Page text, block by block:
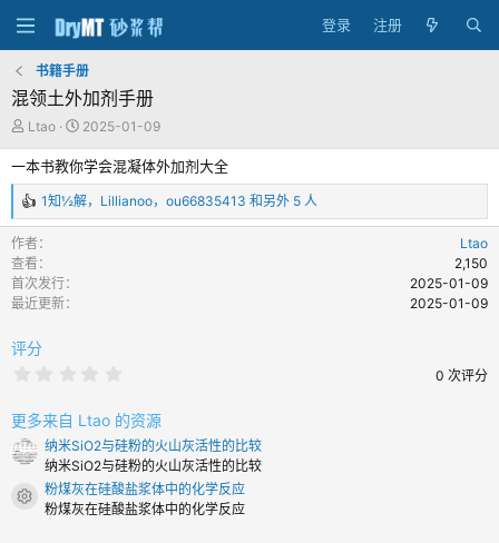
登录 注册
书籍手册
混领土外加剂手册
作
Ltao
创
日
期
2025-01-09
一本书教你学会混凝体外加剂大全
反
馈
：
1知½解， Lillianoo， ou66835413 和另外 5 人
作者
Ltao
查看
2,150
首次发行
2025-01-09
最近更新
2025-01-09
评分
0
颗
星
0 次评分
更多来自 Ltao 的资源
纳米SiO2与硅粉的火山灰活性的比较
纳米SiO2与硅粉的火山灰活性的比较
资源图标
粉煤灰在硅酸盐浆体中的化学反应
粉煤灰在硅酸盐浆体中的化学反应